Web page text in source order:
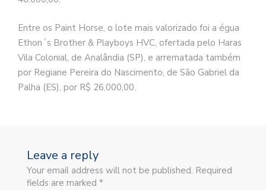
Entre os Paint Horse, o lote mais valorizado foi a égua
Ethon´s Brother & Playboys HVC, ofertada pelo Haras
Vila Colonial, de Analândia (SP), e arrematada também
por Regiane Pereira do Nascimento, de São Gabriel da
Palha (ES), por R$ 26.000,00.
Leave a reply
Your email address will not be published. Required
fields are marked *